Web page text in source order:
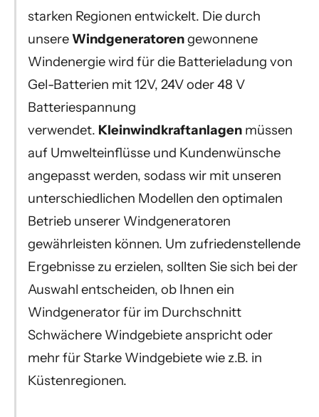
starken Regionen entwickelt. Die durch
unsereWindgeneratorengewonnene
Windenergie wird für die Batterieladung von
Gel-Batterien mit 12V, 24V oder 48 V
Batteriespannung
verwendet. Kleinwindkraftanlagen müssen
auf Umwelteinflüsse und Kundenwünsche
angepasst werden, sodass wir mit unseren
unterschiedlichen Modellen den optimalen
Betrieb unserer Windgeneratoren
gewährleisten können. Um zufriedenstellende
Ergebnisse zu erzielen, sollten Sie sich bei der
Auswahl entscheiden, ob Ihnen ein
Windgenerator für im Durchschnitt
Schwächere Windgebiete anspricht oder
mehr für Starke Windgebiete wie z.B. in
Küstenregionen.